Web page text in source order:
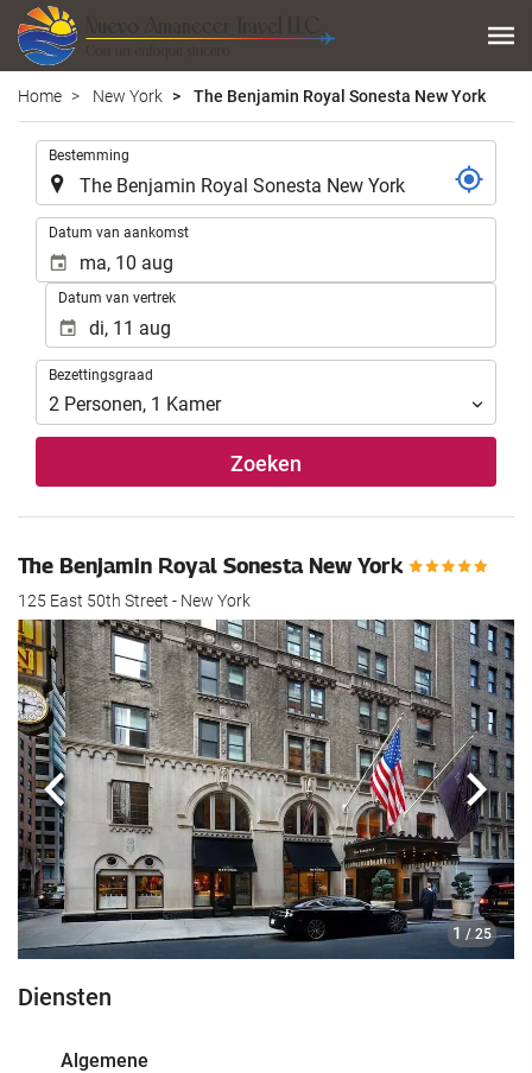
Home New York The Benjamin Royal Sonesta New York
Bestemming
Datum van aankomst
Datum van vertrek
Bezettingsgraad
Bezettingsgraad
2 Personen, 1 Kamer
Zoeken
The Benjamin Royal Sonesta New York
125 East 50th Street - New York
1 / 25
Vorige
Diensten
Algemene